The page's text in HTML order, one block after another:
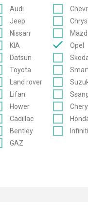
Audi
Jeep
Nissan
KIA Opel
Datsun
Toyota
Land rover
Lifan
Hower Chery
Cadillac
Bentley Infiniti
GAZ